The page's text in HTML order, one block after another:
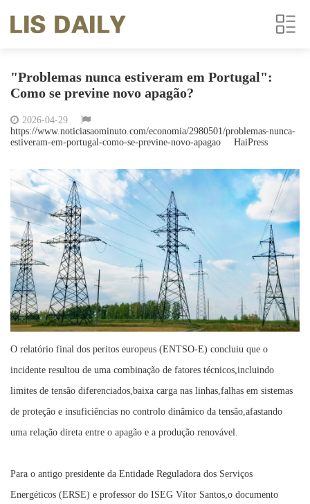
"Problemas nunca estiveram em Portugal":
Como se previne novo apagão?
2026-04-29
https://www.noticiasaominuto.com/economia/2980501/problemas-nunca-
estiveram-em-portugal-como-se-previne-novo-apagao
HaiPress
O relatório final dos peritos europeus (ENTSO-E) concluiu que o
incidente resultou de uma combinação de fatores técnicos,incluindo
limites de tensão diferenciados,baixa carga nas linhas,falhas em sistemas
de proteção e insuficiências no controlo dinâmico da tensão,afastando
uma relação direta entre o apagão e a produção renovável.
Para o antigo presidente da Entidade Reguladora dos Serviços
Energéticos (ERSE) e professor do ISEG Vítor Santos,o documento